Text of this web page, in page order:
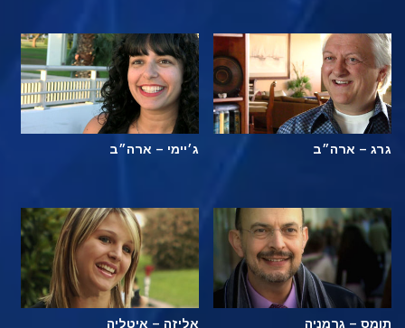
גרג – ארה״ב ג׳יימי – ארה״ב
תומס – גרמניה אליזה – איטליה